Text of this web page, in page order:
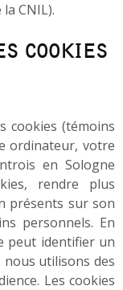
CNIL).
COOKIES
cookies (témoins
ordinateur, votre
en Sologne
rendre plus
présents sur son
personnels. En
peut identifier un
utilisons des
Les cookies